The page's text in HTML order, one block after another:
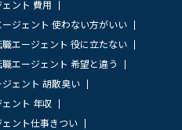
ント 費用
ジェント 使わない方がいい
職エージェント 役に立たない
職エージェント 希望と違う
ェント 胡散臭い
ント 年収
ント仕事きつい